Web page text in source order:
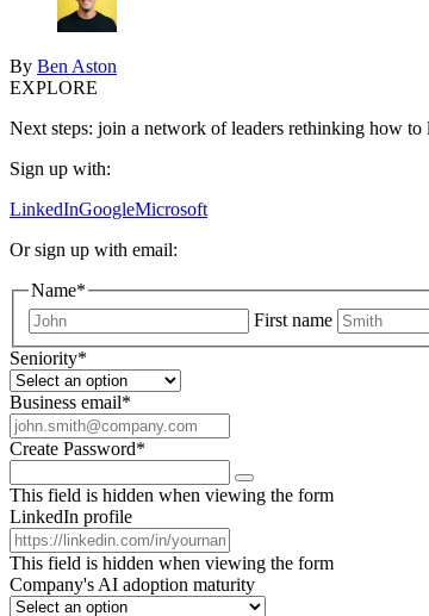
By Ben Aston
EXPLORE
Next steps: join a network of leaders rethinking how
Sign up with:
LinkedInGoogleMicrosoft
Or sign up with email:
Name*
First name
Seniority*
Business email*
Create Password*
This field is hidden when viewing the form
LinkedIn profile
This field is hidden when viewing the form
Company's AI adoption maturity